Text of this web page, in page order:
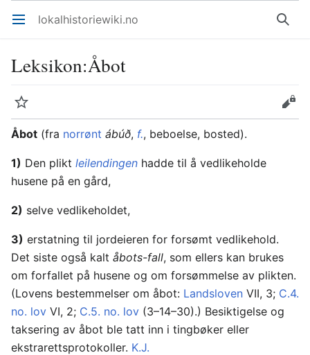
Åpne hovedmenyen lokalhistoriewiki.no Søk
Leksikon:Åbot
Overvåk
Rediger
Åbot (fra norrønt ábúð, f., beboelse, bosted).
1) Den plikt leilendingen hadde til å vedlikeholde
husene på en gård,
2) selve vedlikeholdet,
3) erstatning til jordeieren for forsømt vedlikehold.
Det siste også kalt åbots-fall, som ellers kan brukes
om forfallet på husene og om forsømmelse av plikten.
(Lovens bestemmelser om åbot: Landsloven VII, 3; C.4.
no. lov VI, 2; C.5. no. lov (3–14–30).) Besiktigelse og
taksering av åbot ble tatt inn i tingbøker eller
ekstrarettsprotokoller. K.J.